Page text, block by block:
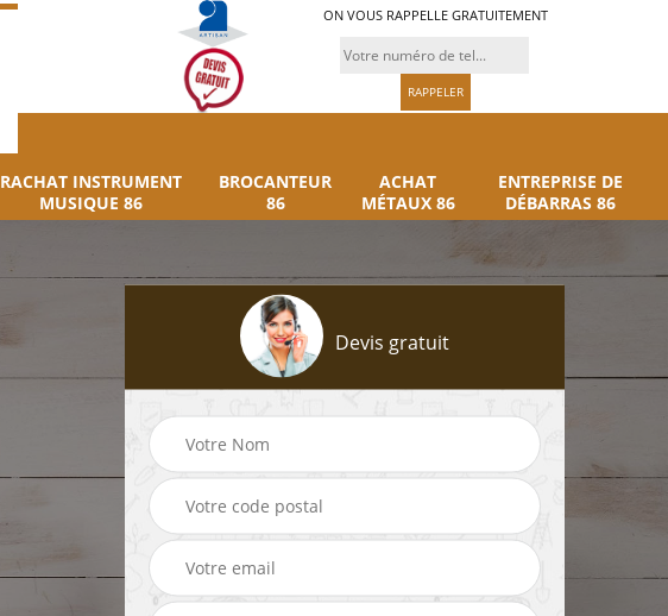
ON VOUS RAPPELLE GRATUITEMENT
RACHAT INSTRUMENT
MUSIQUE 86
BROCANTEUR
86
ACHAT
MÉTAUX 86
ENTREPRISE DE
DÉBARRAS 86
d'appartement 86
Brocanteur 86
Devis gratuit